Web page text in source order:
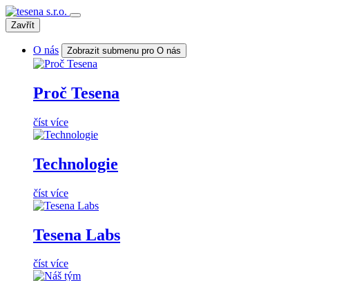
Zavřít
O nás Zobrazit submenu pro O nás
Proč Tesena
číst více
Technologie
číst více
Tesena Labs
číst více